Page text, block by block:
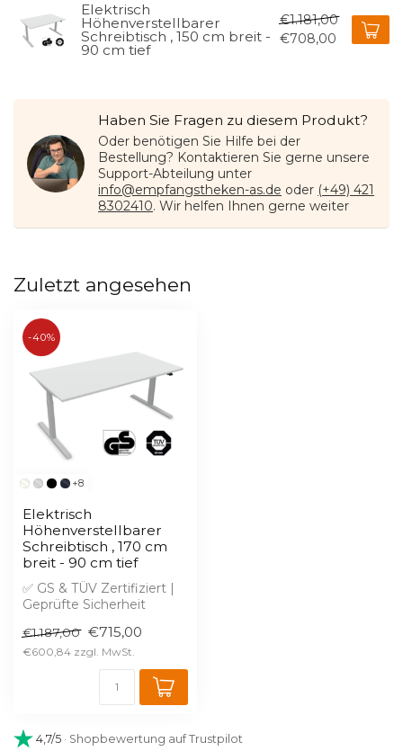
Elektrisch
Höhenverstellbarer
Schreibtisch , 150 cm breit -
90 cm tief
€1.181,00
€708,00
Haben Sie Fragen zu diesem Produkt?
Oder benötigen Sie Hilfe bei der
Bestellung? Kontaktieren Sie gerne unsere
Support-Abteilung unter
info@empfangstheken-as.de oder (+49) 421
8302410. Wir helfen Ihnen gerne weiter
Zuletzt angesehen
+8
-40%
Elektrisch
Höhenverstellbarer
Schreibtisch , 170 cm
breit - 90 cm tief
✅ GS & TÜV Zertifiziert |
Geprüfte Sicherheit
Planung in W...
€1.187,00 €715,00
€600,84
4,7/5 · Shopbewertung auf Trustpilot